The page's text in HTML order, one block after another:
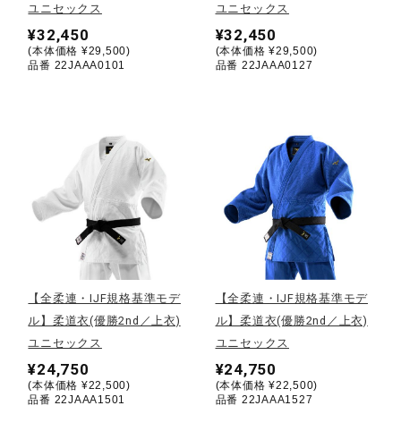
陸上競技
ソフトボール
柔道
ウィンタースポーツ
ワーキング
ウォーキングシューズ
ユニセックス
¥32,450
(本体価格 ¥29,500)
品番 22JAAA0101
ユニセックス
¥32,450
(本体価格 ¥29,500)
品番 22JAAA0127
【全柔連・IJF規格基準モデ
ル】柔道衣(優勝2nd／上衣)
ユニセックス
¥24,750
(本体価格 ¥22,500)
品番 22JAAA1501
【全柔連・IJF規格基準モデ
ル】柔道衣(優勝2nd／上衣)
ユニセックス
¥24,750
(本体価格 ¥22,500)
品番 22JAAA1527